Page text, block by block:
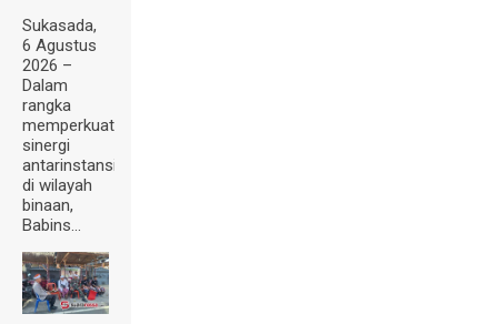
Sukasada,
6 Agustus
2026 –
Dalam
rangka
memperkuat
sinergi
antarinstansi
di wilayah
binaan,
Babins...